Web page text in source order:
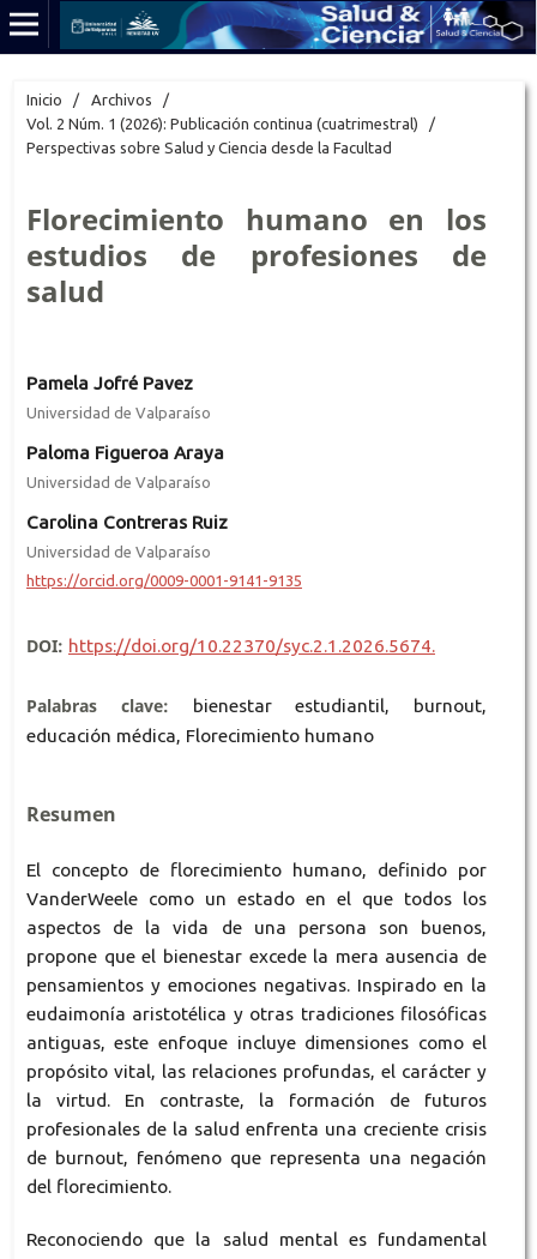
Inicio / Archivos
/
Vol. 2 Núm. 1 (2026): Publicación continua (cuatrimestral)
/
Perspectivas sobre Salud y Ciencia desde la Facultad
Florecimiento humano en los
estudios de profesiones de
salud
Pamela Jofré Pavez
Universidad de Valparaíso
Paloma Figueroa Araya
Universidad de Valparaíso
Carolina Contreras Ruiz
Universidad de Valparaíso
https://orcid.org/0009-0001-9141-9135
DOI: https://doi.org/10.22370/syc.2.1.2026.5674.
Palabras clave:
bienestar estudiantil, burnout,
educación médica, Florecimiento humano
Resumen
El concepto de florecimiento humano, definido por
VanderWeele como un estado en el que todos los
aspectos de la vida de una persona son buenos,
propone que el bienestar excede la mera ausencia de
pensamientos y emociones negativas. Inspirado en la
eudaimonía aristotélica y otras tradiciones filosóficas
antiguas, este enfoque incluye dimensiones como el
propósito vital, las relaciones profundas, el carácter y
la virtud. En contraste, la formación de futuros
profesionales de la salud enfrenta una creciente crisis
de burnout, fenómeno que representa una negación
del florecimiento.
Reconociendo que la salud mental es fundamental